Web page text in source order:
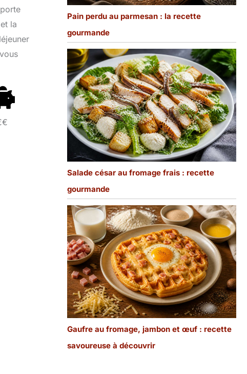
la
Pain perdu au parmesan : la recette
gourmande
Salade césar au fromage frais : recette
gourmande
Gaufre au fromage, jambon et œuf : recette
savoureuse à découvrir